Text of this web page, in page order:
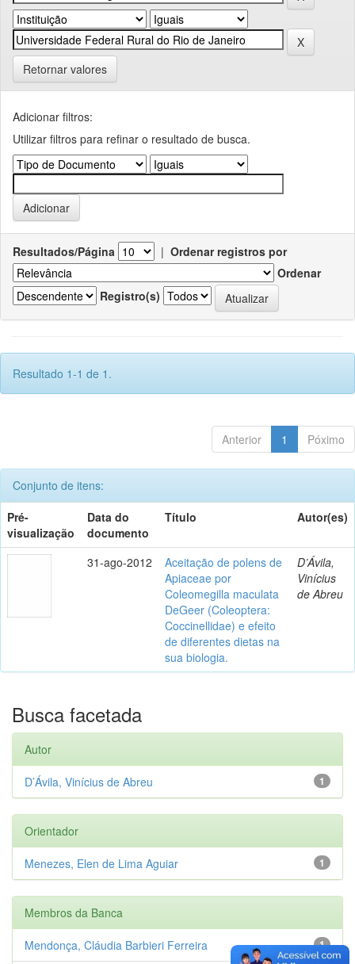
Retornar valores
Adicionar filtros:
Utilizar filtros para refinar o resultado de busca.
Resultados/Página | Ordenar registros por
Ordenar
Registro(s)
Resultado 1-1 de 1.
Anterior 1 Póximo
Conjunto de itens:
Pré-
visualização
Data do
documento
Título Autor(es)
31-ago-2012
Aceitação de polens de
Apiaceae por
Coleomegilla maculata
DeGeer (Coleoptera:
Coccinellidae) e efeito
de diferentes dietas na
sua biologia.
D’Ávila,
Vinícius
de Abreu
Busca facetada
Autor
1
D’Ávila, Vinícius de Abreu
Orientador
1
Menezes, Elen de Lima Aguiar
Membros da Banca
1
Mendonça, Cláudia Barbieri Ferreira